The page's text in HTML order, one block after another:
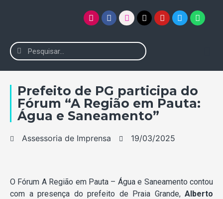
Prefeito de PG participa do
Fórum “A Região em Pauta:
Água e Saneamento”
Assessoria de Imprensa 19/03/2025
O Fórum A Região em Pauta – Água e Saneamento contou
com a presença do prefeito de Praia Grande, Alberto